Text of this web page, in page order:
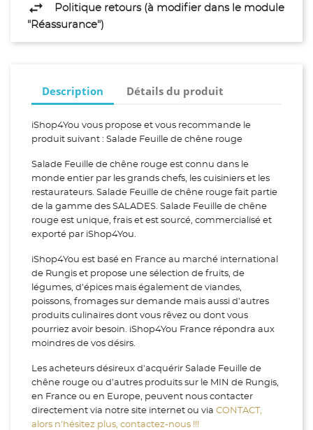
Politique retours (à modifier dans le module
"Réassurance")
Description Détails du produit
iShop4You vous propose et vous recommande le
produit suivant : Salade Feuille de chêne rouge
Salade Feuille de chêne rouge est connu dans le
monde entier par les grands chefs, les cuisiniers et les
restaurateurs. Salade Feuille de chêne rouge fait partie
de la gamme des SALADES. Salade Feuille de chêne
rouge est unique, frais et est sourcé, commercialisé et
exporté par iShop4You.
iShop4You est basé en France au marché international
de Rungis et propose une sélection de fruits, de
légumes, d’épices mais également de viandes,
poissons, fromages sur demande mais aussi d’autres
produits culinaires dont vous rêvez ou dont vous
pourriez avoir besoin. iShop4You France répondra aux
moindres de vos désirs.
Les acheteurs désireux d'acquérir Salade Feuille de
chêne rouge ou d’autres produits sur le MIN de Rungis,
en France ou en Europe, peuvent nous contacter
directement via notre site internet ou via CONTACT,
alors n’hésitez plus, contactez-nous !!!